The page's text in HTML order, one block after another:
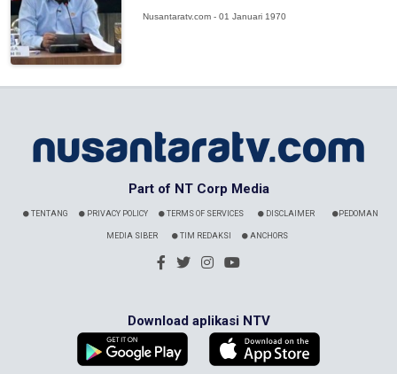
Nusantaratv.com - 01 Januari 1970
Part of NT Corp Media
TENTANG PRIVACY POLICY TERMS OF SERVICES DISCLAIMER PEDOMAN
MEDIA SIBER TIM REDAKSI ANCHORS
Download aplikasi NTV